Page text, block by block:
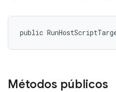
public
Métodos públicos